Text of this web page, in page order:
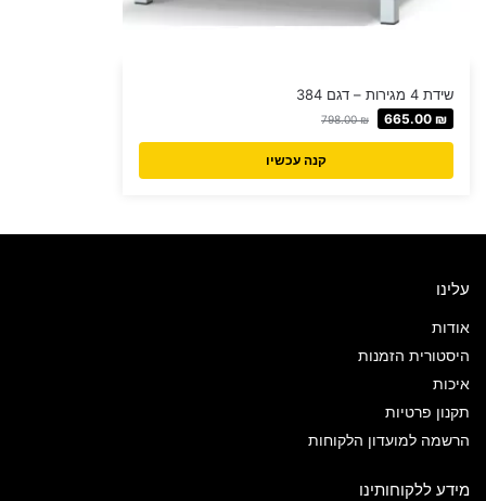
שידת 4 מגירות – דגם 384
798.00₪ 665.00 ₪
קנה עכשיו
עלינו
אודות
היסטורית הזמנות
איכות
תקנון פרטיות
הרשמה למועדון הלקוחות
מידע ללקוחותינו